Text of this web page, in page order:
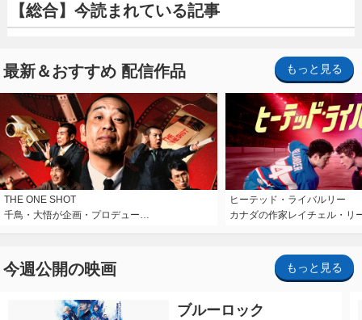
【総合】今読まれている記事
最新＆おすすめ 配信作品 もっと見る
THE ONE SHOT
千鳥・大悟が企画・プロデュー…
ヒーテッド・ライバルリー
カナダの作家レイチェル・リ
今週公開の映画 もっと見る
ブルーロック